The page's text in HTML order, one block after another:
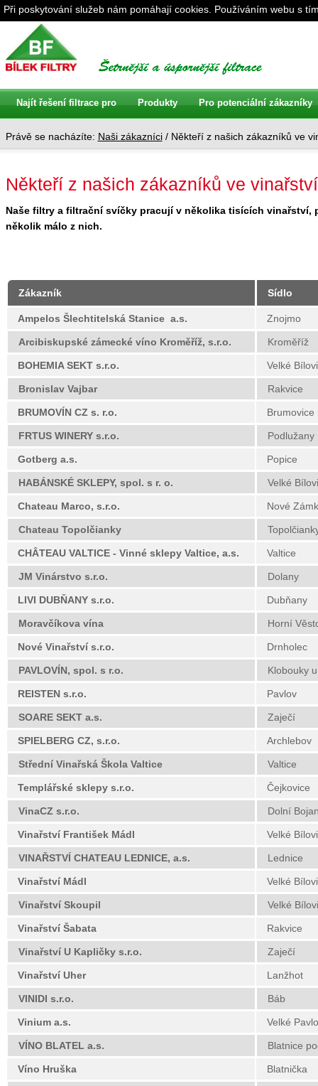
Právě se nacházíte: Naši zákazníci/ Někteří z našich zákazníků ve
Někteří z našich zákazníků ve vinařství
Naše filtry a filtrační svíčky pracují v několika tisících vinařství,
několik málo z nich.
Zákazník Sídlo
Ampelos Šlechtitelská Stanice a.s. Znojmo
Arcibiskupské zámecké víno Kroměříž, s.r.o. Kroměříž
BOHEMIA SEKT s.r.o. Velké
Bronislav Vajbar Rakvice
BRUMOVÍN CZ s. r.o. Brumovice
FRTUS WINERY s.r.o. Podlužany
Gotberg a.s. Popice
HABÁNSKÉ SKLEPY, spol. s r. o. Velké
Chateau Marco, s.r.o. Nové
Chateau Topolčianky
CHÂTEAU VALTICE - Vinné sklepy Valtice, a.s. Valtice
JM Vinárstvo s.r.o. Dolany
LIVI DUBŇANY s.r.o. Dubňany
Moravčíkova vína Horní
Nové Vinařství s.r.o. Drnholec
PAVLOVÍN, spol. s r.o. Klobouky
REISTEN s.r.o. Pavlov
SOARE SEKT a.s. Zaječí
SPIELBERG CZ, s.r.o. Archlebov
Střední Vinařská Škola Valtice Valtice
Templářské sklepy s.r.o. Čejkovice
VinaCZ s.r.o. Dolní
Vinařství František Mádl Velké
VINAŘSTVÍ CHATEAU LEDNICE, a.s. Lednice
Vinařství Mádl Velké
Vinařství Skoupil Velké
Vinařství Šabata Rakvice
Vinařství U Kapličky s.r.o. Zaječí
Vinařství Uher Lanžhot
VINIDI s.r.o. Báb
Vinium a.s. Velké
VÍNO BLATEL a.s. Blatnice
Víno Hruška Blatnička
Najít řešení filtrace pro Produkty Pro potenciální zákazníky
Při poskytování služeb nám pomáhají cookies. Používáním webu s